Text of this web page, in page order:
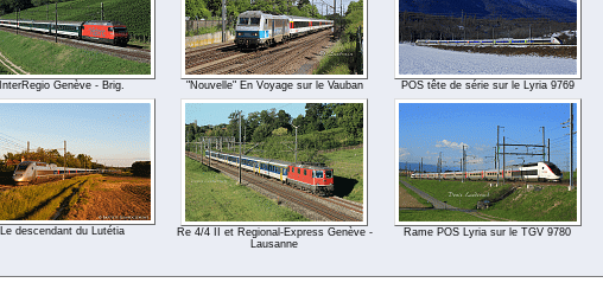
InterRegio Genève - Brig. "Nouvelle" En Voyage sur le Vauban POS tête de série sur le Lyria 9769
Le descendant du Lutétia
Re 4/4 II et Regional-Express Genève -
Lausanne
Rame POS Lyria sur le TGV 9780